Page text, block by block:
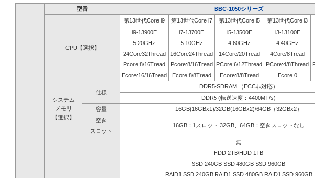
型番 BBC-1050シリーズ
CPU【選択】
第13世代Core i9 第13世代Core i7 第13世代Core i5 第13世代Core i3
i9-13900E
i7-13700E i5-13500E
i3-13100E
5.20GHz
5.10GHz 4.60GHz
4.40GHz
24Core32Thread
16Core24Thread 14Core/20Tread
4Core/8Tread
Pcore:8/16Tread
Pcore:8/16Tread PCore:6/12Thread PCore:4/8Thread
Ecore:16/16Tread
Ecore:8/8Tread Ecore:8/8Tread Ecore 0
システム
メモリ
【選択】
仕様
DDR5-SDRAM （ECC非対応）
DDR5 (転送速度：4400MT/s)
容量
16GB(16GBx1)/32GB(16GBx2)/64GB（32GBx2）
空き
16GB：1スロット 32GB、64GB：空きスロットなし
スロット
無
HDD 2TB/HDD 1TB
SSD 240GB SSD 480GB SSD 960GB
RAID1 SSD 240GB RAID1 SSD 480GB RAID1 SSD 960GB